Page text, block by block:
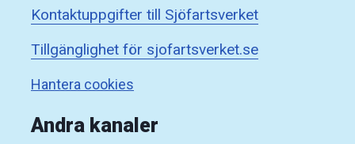
Kontaktuppgifter till Sjöfartsverket
Tillgänglighet för sjofartsverket.se
Hantera cookies
Andra kanaler